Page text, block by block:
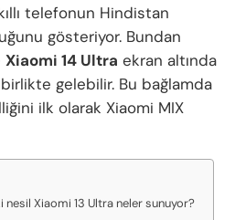
telefonun Hindistan
gösteriyor. Bundan
Xiaomi 14 Ultra ekran altında
gelebilir. Bu bağlamda
ilk olarak Xiaomi MIX
nesil Xiaomi 13 Ultra neler sunuyor?